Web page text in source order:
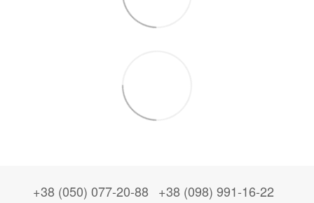
+38 (050) 077-20-88 +38 (098) 991-16-22